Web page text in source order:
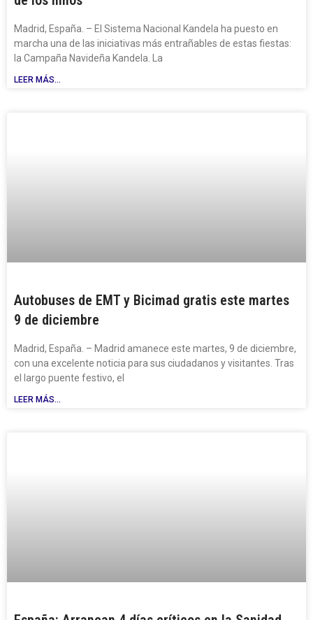
Madrid, España. – El Sistema Nacional Kandela ha puesto en
marcha una de las iniciativas más entrañables de estas fiestas:
la Campaña Navideña Kandela. La
LEER MÁS...
Autobuses de EMT y Bicimad gratis este martes
9 de diciembre
Madrid, España. – Madrid amanece este martes, 9 de diciembre,
con una excelente noticia para sus ciudadanos y visitantes. Tras
el largo puente festivo, el
LEER MÁS...